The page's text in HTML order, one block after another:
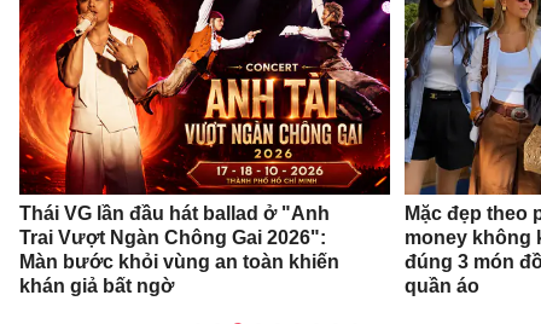
Thái VG lần đầu hát ballad ở "Anh
Trai Vượt Ngàn Chông Gai 2026":
Màn bước khỏi vùng an toàn khiến
khán giả bất ngờ
Mặc đẹp theo
money không
đúng 3 món
quần áo